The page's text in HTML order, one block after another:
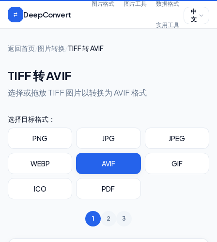
跳到正文
DeepConvert
图片格式 图片工具 数据格式
实用工具
中
文
返回首页 图片转换 TIFF 转 AVIF
TIFF 转 AVIF
选择或拖放 TIFF 图片以转换为 AVIF 格式
选择目标格式：
PNG JPG JPEG
WEBP AVIF GIF
ICO PDF
1 2 3